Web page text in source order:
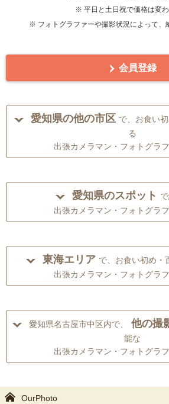
※ 平日と土日祝で価格は変
※ フォトグラファーや撮影状況によって、
会員登録
愛知県の他の市区 で、お食い
る
出張カメラマン・フォトグラ
愛知県のスポット
出張カメラマン・フォトグラ
東海エリア で、お食い初め・
出張カメラマン・フォトグラ
愛知県名古屋市中区内で、 他の撮
能な
出張カメラマン・フォトグラ
OurPhoto